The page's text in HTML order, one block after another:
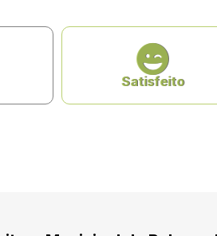
Satisfeito